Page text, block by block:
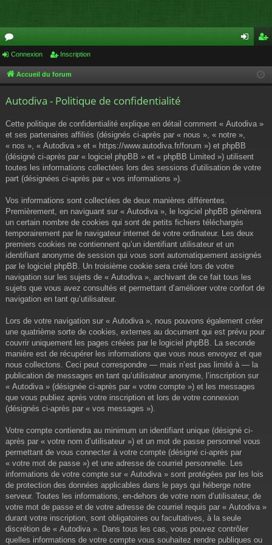
or
u cri
Connexion Inscription
Accueil du forum
Autodiva - Politique de confidentialité
Cette politique de confidentialité explique en détail comment « Autodiva »
et ses partenaires affiliés (désignés ci-après par « nous », « notre »,
« nos », « Autodiva » et « https://www.autodiva.fr/forum ») et phpBB
(désigné ci-après par « logiciel phpBB » et « phpBB Limited ») utilisent
toutes les informations collectées lors des sessions d’utilisation de votre
part (désignées ci-après par « vos informations »).
Vos informations sont collectées de deux manières différentes.
Premièrement, en naviguant sur « Autodiva », le logiciel phpBB génèrera
un certain nombre de cookies qui sont de petits fichiers téléchargés
temporairement par le navigateur internet de votre ordinateur. Les deux
premiers cookies ne contiennent qu’un identifiant utilisateur et un
identifiant anonyme de session qui vous sont automatiquement assignés
par le logiciel phpBB. Un troisième cookie sera créé lors de votre
navigation sur les sujets de « Autodiva », archivant de ce fait tous les
sujets que vous avez consultés et permettant d’améliorer votre confort de
navigation en tant qu’utilisateur.
Lors de votre navigation sur « Autodiva », nous pouvons également créer
une quatrième sorte de cookies, externes au document qui est prévu pour
couvrir uniquement les pages créées par le logiciel phpBB. La seconde
manière est de récupérer les informations que vous nous envoyez et que
nous collectons. Ceci peut correspondre — mais n’est pas limité à — la
publication de messages en tant qu’utilisateur anonyme, l’inscription sur
« Autodiva » (désignée ci-après par « votre compte ») et les messages
que vous publiez après votre inscription et lors de votre connexion
(désignés ci-après par « vos messages »).
Votre compte contiendra au minimum un identifiant unique (désigné ci-
après par « votre nom d’utilisateur ») et un mot de passe personnel vous
permettant de vous connecter à votre compte (désigné ci-après par
« votre mot de passe ») et une adresse de courriel personnelle. Les
informations de votre compte sur « Autodiva » sont protégées par les lois
de protection des données applicables dans le pays qui héberge notre
serveur. Toutes les informations, en-dehors de votre nom d’utilisateur, de
votre mot de passe et de votre adresse de courriel requis par « Autodiva »
durant votre inscription, sont obligatoires ou facultatives, à la seule
discrétion de « Autodiva ». Dans tous les cas, vous pouvez contrôler
quelles informations de votre compte vous souhaitez rendre publiques ou